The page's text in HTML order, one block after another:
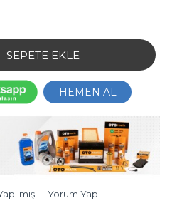
- Yorum Yap
SEPETE EKLE
HEMEN AL